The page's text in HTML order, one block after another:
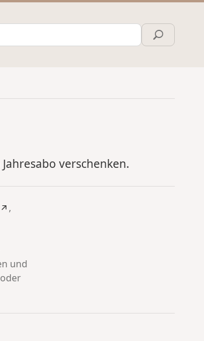
verschenken.
,
und